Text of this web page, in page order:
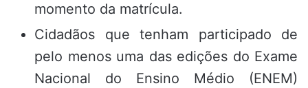
momento da matrícula.
Cidadãos que tenham participado de
pelo menos uma das edições do Exame
Nacional do Ensino Médio (ENEM)